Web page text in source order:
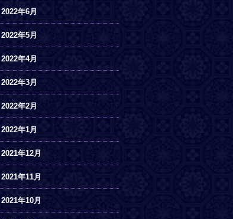
2022年6月
2022年5月
2022年4月
2022年3月
2022年2月
2022年1月
2021年12月
2021年11月
2021年10月